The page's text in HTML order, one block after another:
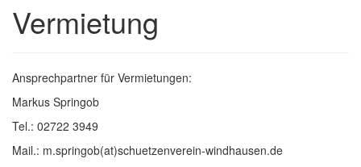
Vermietung
Ansprechpartner für Vermietungen:
Markus Springob
Tel.: 02722 3949
Mail.: m.springob(at)schuetzenverein-windhausen.de